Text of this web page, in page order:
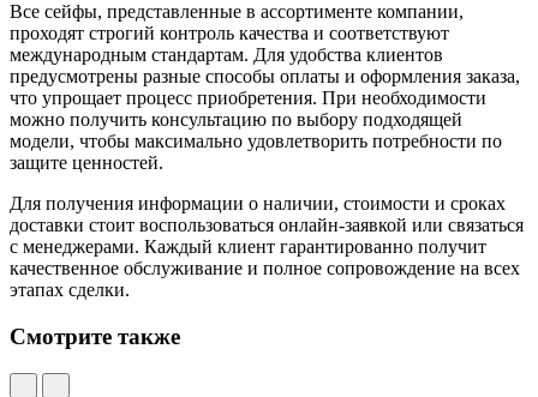
Все сейфы, представленные в ассортименте компании,
проходят строгий контроль качества и соответствуют
международным стандартам. Для удобства клиентов
предусмотрены разные способы оплаты и оформления заказа,
что упрощает процесс приобретения. При необходимости
можно получить консультацию по выбору подходящей
модели, чтобы максимально удовлетворить потребности по
защите ценностей.
Для получения информации о наличии, стоимости и сроках
доставки стоит воспользоваться онлайн-заявкой или связаться
с менеджерами. Каждый клиент гарантированно получит
качественное обслуживание и полное сопровождение на всех
этапах сделки.
Смотрите также